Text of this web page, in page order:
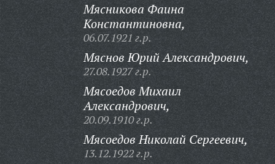
Мясникова Фаина
Константиновна,
06.07.1921 г.р.
Мяснов Юрий Александрович,
27.08.1927 г.р.
Мясоедов Михаил
Александрович,
20.09.1910 г.р.
Мясоедов Николай Сергеевич,
13.12.1922 г.р.